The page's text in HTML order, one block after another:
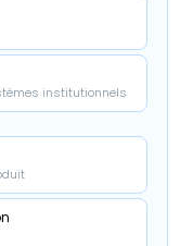
institutionnels